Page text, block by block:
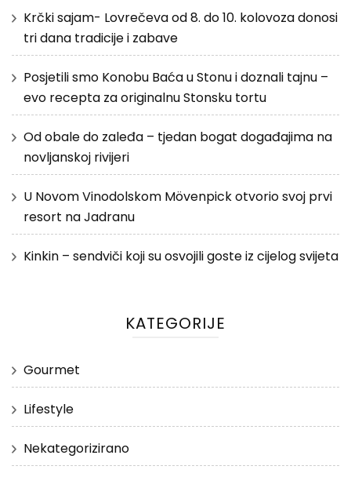
Krčki sajam- Lovrečeva od 8. do 10. kolovoza donosi
tri dana tradicije i zabave
Posjetili smo Konobu Baća u Stonu i doznali tajnu –
evo recepta za originalnu Stonsku tortu
Od obale do zaleđa – tjedan bogat događajima na
novljanskoj rivijeri
U Novom Vinodolskom Mövenpick otvorio svoj prvi
resort na Jadranu
Kinkin – sendviči koji su osvojili goste iz cijelog svijeta
KATEGORIJE
Gourmet
Lifestyle
Nekategorizirano